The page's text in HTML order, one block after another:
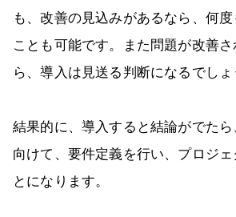
も、改善の見込みがあるなら、何
ことも可能です。また問題が改善
ら、導入は見送る判断になるでしょ
結果的に、導入すると結論がでた
向けて、要件定義を行い、プロジ
とになります。